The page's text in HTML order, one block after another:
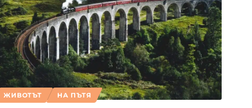
ЖИВОТЪТ НА ПЪТЯ